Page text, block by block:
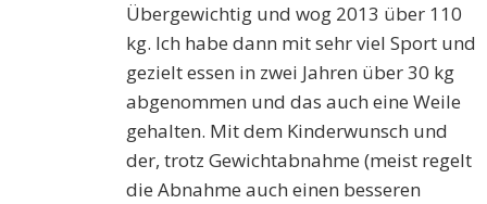
Übergewichtig und wog 2013 über 110
kg. Ich habe dann mit sehr viel Sport und
gezielt essen in zwei Jahren über 30 kg
abgenommen und das auch eine Weile
gehalten. Mit dem Kinderwunsch und
der, trotz Gewichtabnahme (meist regelt
die Abnahme auch einen besseren